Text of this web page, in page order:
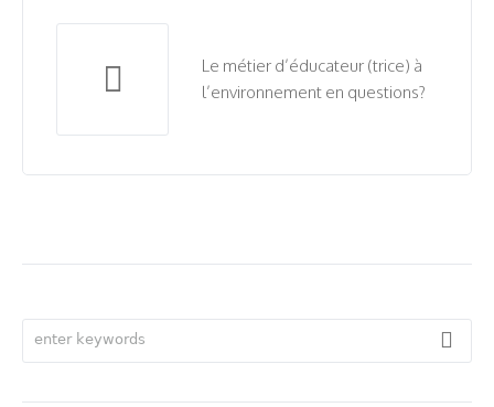
Le métier d’éducateur (trice) à
l’environnement en questions?